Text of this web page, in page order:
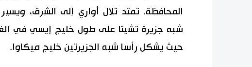
المحافظة. تمتد تلال أواري إلى الشرق،
شبه جزيرة تشيتا على طول خليج إيسي في
حيث يشكل رأسا شبه الجزيرتين خليج ميكاوا.